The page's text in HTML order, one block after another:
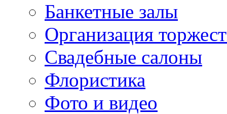
Банкетные залы
Организация
Свадебные салоны
Флористика
Фото и видео